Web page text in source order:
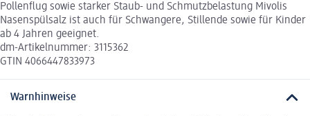
Pollenflug sowie starker Staub- und Schmutzbelastung Mivolis
Nasenspülsalz ist auch für Schwangere, Stillende sowie für Kinder
ab 4 Jahren geeignet.
dm-Artikelnummer: 3115362
GTIN 4066447833973
Warnhinweise